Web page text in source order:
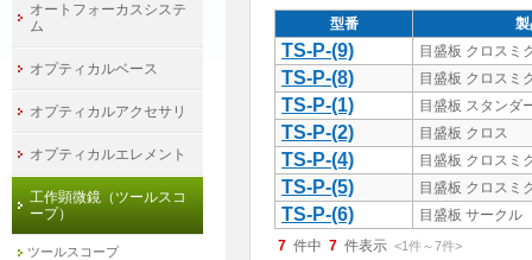
型番 製
TS-P-(9) 目盛板 クロスミ
TS-P-(8) 目盛板 クロスミ
TS-P-(1) 目盛板 スタンダ
TS-P-(2) 目盛板 クロス
TS-P-(4) 目盛板 クロスミ
TS-P-(5) 目盛板 クロスミ
TS-P-(6)
目盛板 サークル
7 件中 7 件表示 <1件～7件>
オートフォーカスシステ
ム
オプティカルベース
オプティカルアクセサリ
オプティカルエレメント
工作顕微鏡（ツールスコ
ープ）
ツールスコープ